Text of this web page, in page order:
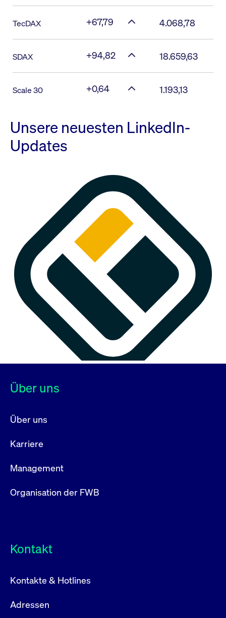
TecDAX +67,79 4.068,78
SDAX +94,82 18.659,63
Scale 30 +0,64 1.193,13
Unsere neuesten LinkedIn-
Updates
Über uns
Über uns
Karriere
Management
Organisation der FWB
Kontakt
Kontakte & Hotlines
Adressen